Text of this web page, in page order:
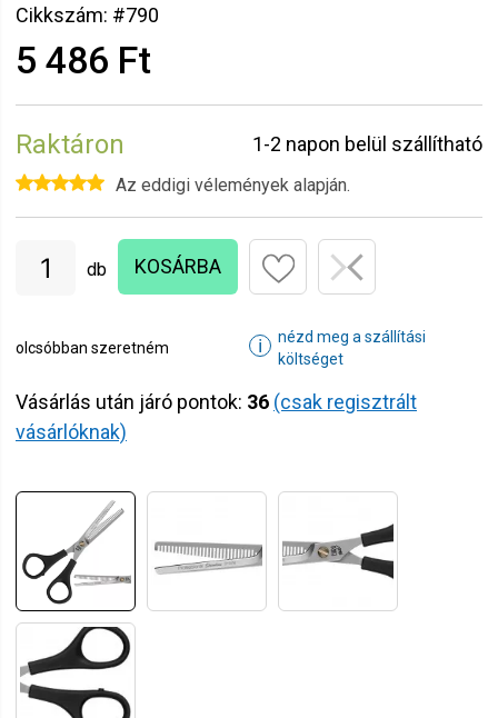
Cikkszám: #790
5 486 Ft
Raktáron 1-2 napon belül szállítható
Az eddigi vélemények alapján.
db KOSÁRBA
olcsóbban szeretném ℹ
nézd meg a szállítási
költséget
Vásárlás után járó pontok: 36 (csak regisztrált
vásárlóknak)